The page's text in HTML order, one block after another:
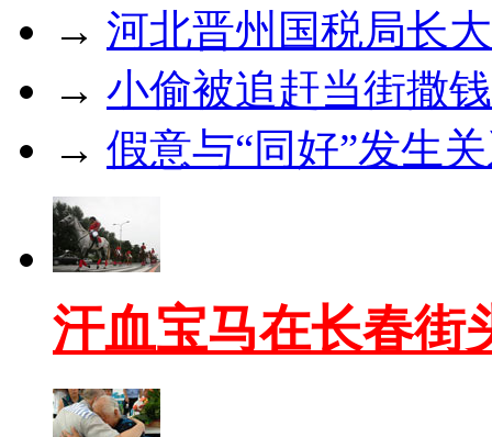
→ 河北晋州国税局长
→ 小偷被追赶当街撒
→ 假意与“同好”发生
汗血宝马在长春街